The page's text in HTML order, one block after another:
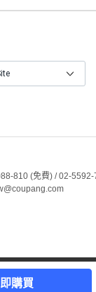
購買
810 (免費) / 02-